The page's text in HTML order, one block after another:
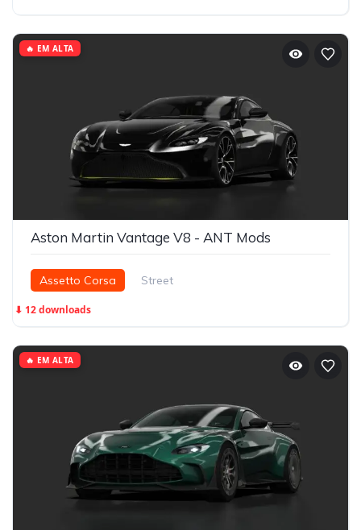
Aston Martin Vantage V8 - ANT Mods
Assetto Corsa Street
⬇ 12 downloads
🔥 EM ALTA
🔥 EM ALTA